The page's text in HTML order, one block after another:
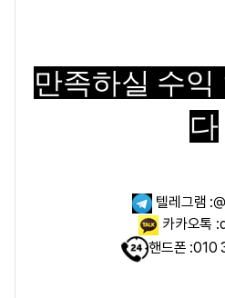
만족하실 수익
다
텔레그램
카카오톡
핸드폰 :010